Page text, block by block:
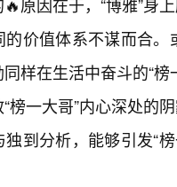
价值体系不谋而合
样在生活中奋斗的“
榜一大哥”内心深处的
到分析，能够引发“